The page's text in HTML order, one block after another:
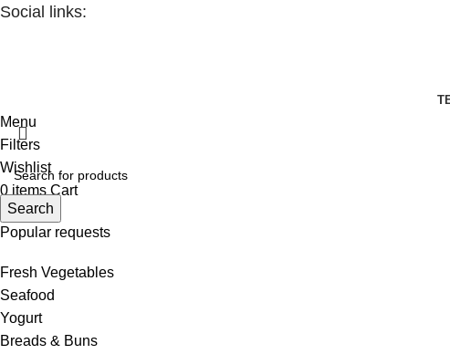
Social links:
Search
Popular requests
Fresh Vegetables
Seafood
Yogurt
Breads & Buns
Menu
Filters
Wishlist
0 items Cart